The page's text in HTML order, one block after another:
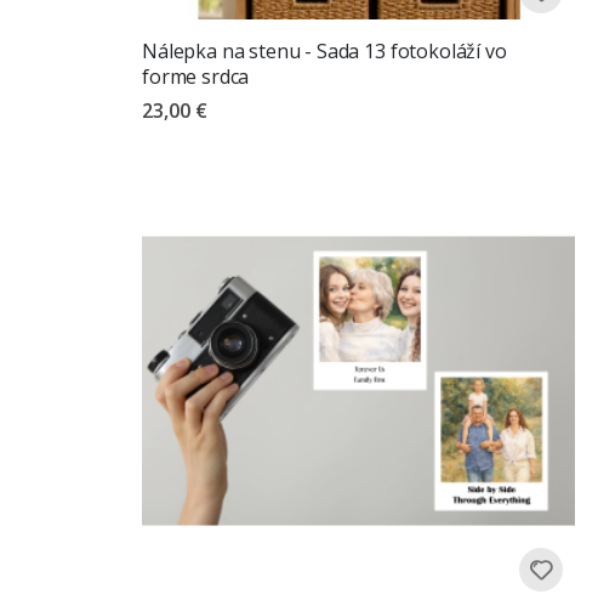
Nálepka na stenu - Sada 13 fotokoláží vo
forme srdca
23,00 €